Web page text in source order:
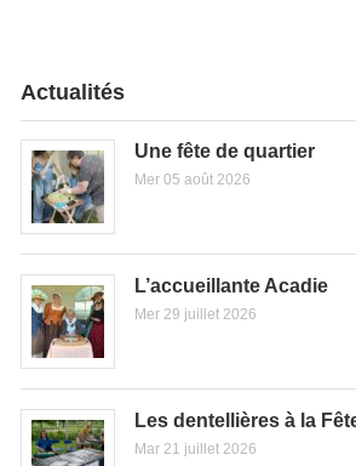
Actualités
Une fête de quartier
Mer 05 août 2026
L’accueillante Acadie
Mer 29 juillet 2026
Les dentellières à la
Mar 21 juillet 2026